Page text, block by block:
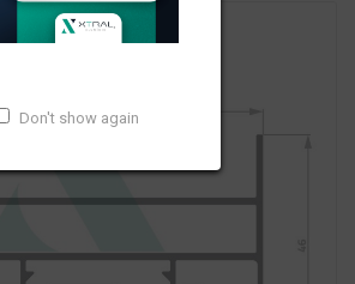
Don't show again